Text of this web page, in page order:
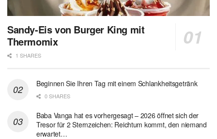
Sandy-Eis von Burger King mit
Thermomix
1 SHARES
Beginnen Sie Ihren Tag mit einem Schlankheitsgetränk
0 SHARES
Baba Vanga hat es vorhergesagt – 2026 öffnet sich der
Tresor für 2 Sternzeichen: Reichtum kommt, den niemand
erwartet…